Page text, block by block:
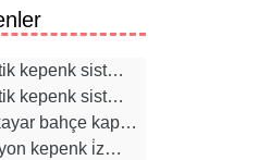
kepenk sist…
kepenk sist…
bahçe kap…
kepenk i̇z…